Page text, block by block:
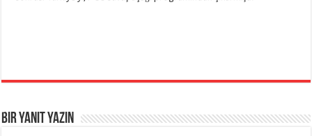
Bir yanıt yazın